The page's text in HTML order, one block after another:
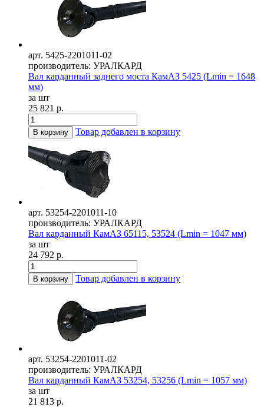
арт. 5425-2201011-02
производитель: УРАЛКАРД
Вал карданный заднего моста КамАЗ 5425 (Lmin = 1648
мм)
за шт
25 821 р.
В корзину Товар добавлен в корзину
арт. 53254-2201011-10
производитель: УРАЛКАРД
Вал карданный КамАЗ 65115, 53524 (Lmin = 1047 мм)
за шт
24 792 р.
В корзину Товар добавлен в корзину
арт. 53254-2201011-02
производитель: УРАЛКАРД
Вал карданный КамАЗ 53254, 53256 (Lmin = 1057 мм)
за шт
21 813 р.